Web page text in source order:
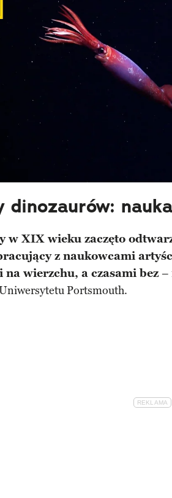
dinozaurów:
w XIX wieku zaczęto
z naukowcami
na wierzchu, a czasami bez –
Portsmouth.